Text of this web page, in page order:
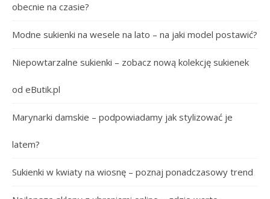
obecnie na czasie?
Modne sukienki na wesele na lato – na jaki model postawić?
Niepowtarzalne sukienki – zobacz nową kolekcję sukienek
od eButik.pl
Marynarki damskie – podpowiadamy jak stylizować je
latem?
Sukienki w kwiaty na wiosnę – poznaj ponadczasowy trend